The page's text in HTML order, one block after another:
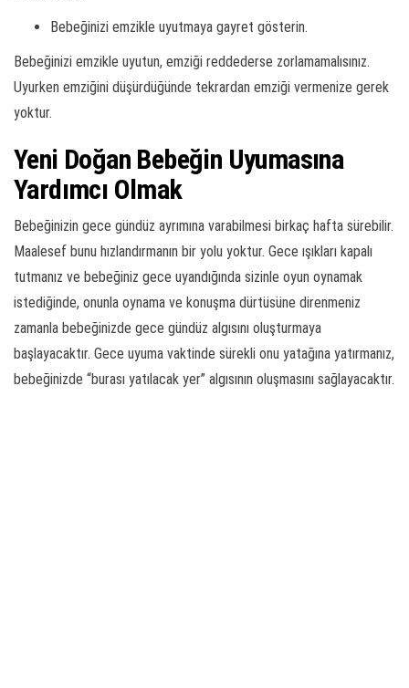
Bebeğinizi emzikle uyutmaya gayret gösterin.
Bebeğinizi emzikle uyutun, emziği reddederse zorlamamalısınız.
Uyurken emziğini düşürdüğünde tekrardan emziği vermenize gerek
yoktur.
Yeni Doğan Bebeğin Uyumasına
Yardımcı Olmak
Bebeğinizin gece gündüz ayrımına varabilmesi birkaç hafta sürebilir.
Maalesef bunu hızlandırmanın bir yolu yoktur. Gece ışıkları kapalı
tutmanız ve bebeğiniz gece uyandığında sizinle oyun oynamak
istediğinde, onunla oynama ve konuşma dürtüsüne direnmeniz
zamanla bebeğinizde gece gündüz algısını oluşturmaya
başlayacaktır. Gece uyuma vaktinde sürekli onu yatağına yatırmanız,
bebeğinizde “burası yatılacak yer” algısının oluşmasını sağlayacaktır.